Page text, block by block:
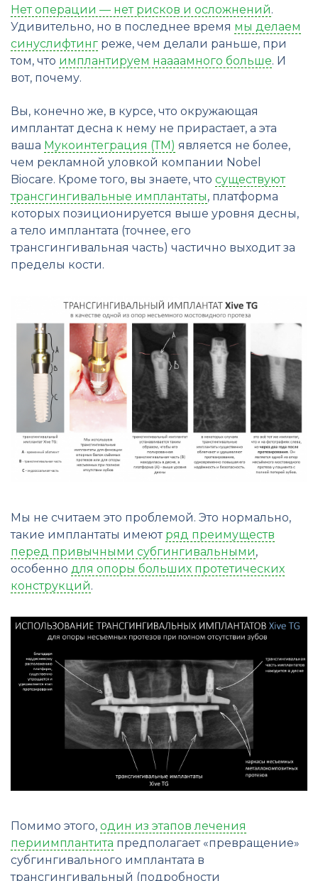
Нет операции — нет рисков и осложнений.
Удивительно, но в последнее время мы делаем
синуслифтинг реже, чем делали раньше, при
том, что имплантируем наааамного больше. И
вот, почему.
Вы, конечно же, в курсе, что окружающая
имплантат десна к нему не прирастает, а эта
ваша Мукоинтеграция (ТМ) является не более,
чем рекламной уловкой компании Nobel
Biocare. Кроме того, вы знаете, что существуют
трансгингивальные имплантаты, платформа
которых позиционируется выше уровня десны,
а тело имплантата (точнее, его
трансгингивальная часть) частично выходит за
пределы кости.
Мы не считаем это проблемой. Это нормально,
такие имплантаты имеют ряд преимуществ
перед привычными субгингивальными,
особенно для опоры больших протетических
конструкций.
Помимо этого, один из этапов лечения
периимплантита предполагает «превращение»
субгингивального имплантата в
трансгингивальный (подробности